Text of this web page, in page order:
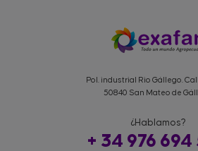
Pol. industrial Rio Gállego.
50840 San Mateo de
¿Hablamos?
+ 34 976 694